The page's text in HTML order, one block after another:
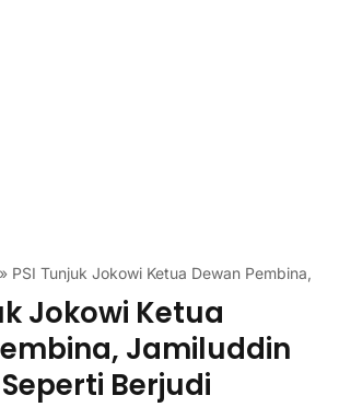
» PSI Tunjuk Jokowi Ketua Dewan Pembina,
Jokowi Ketua
Jamiluddin
Berjudi